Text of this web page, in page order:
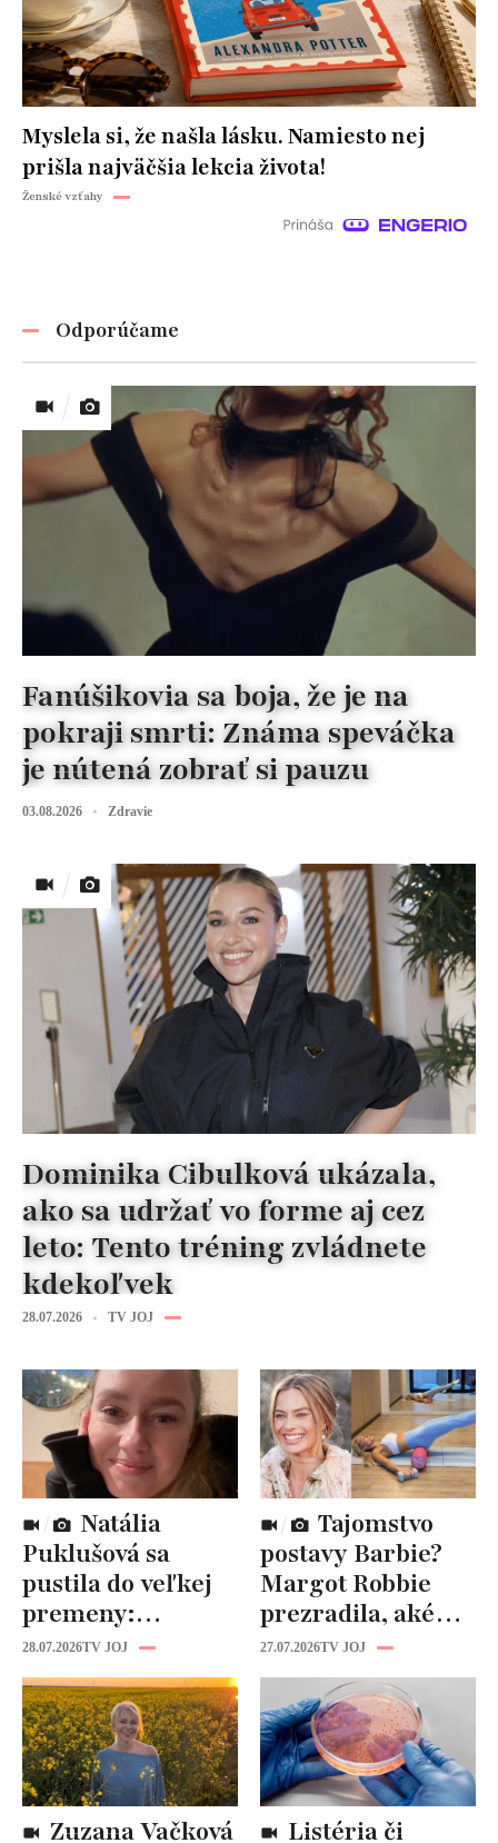
Myslela si, že našla lásku. Namiesto nej
prišla najväčšia lekcia života!
Ženské vzťahy
Odporúčame
Fanúšikovia sa boja, že je na
pokraji smrti: Známa speváčka
je nútená zobrať si pauzu
03.08.2026 Zdravie
Dominika Cibulková ukázala,
ako sa udržať vo forme aj cez
leto: Tento tréning zvládnete
kdekoľvek
28.07.2026 TV JOJ
Puklušová sa
pustila do veľkej
premeny:
Odborníci však
varujú, pozor na
prísne diéty!
28.07.2026TV JOJ
postavy Barbie?
Margot Robbie
prezradila, aké
cviky jej pomohli
spevniť celé telo
27.07.2026TV JOJ